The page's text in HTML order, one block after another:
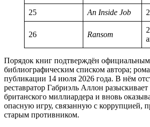
25 An Inside Job
26 Ransom
Порядок книг подтверждён официальным
библиографическим списком автора;
публикации 14 июля 2026 года. В нём
реставратор Габриэль Аллон
британского миллиардера и вновь
опасную игру, связанную с коррупцией,
старым противником.